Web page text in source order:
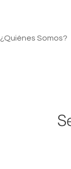
¿Quiénes Somos?